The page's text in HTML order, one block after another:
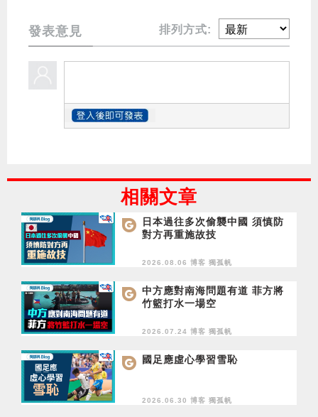
發表意見 排列方式:
相關文章
日本過往多次偷襲中國 須慎防
對方再重施故技
2026.08.06 博客 獨孤帆
中方應對南海問題有道 菲方將
竹籃打水一場空
2026.07.24 博客 獨孤帆
國足應虛心學習雪恥
2026.06.30 博客 獨孤帆